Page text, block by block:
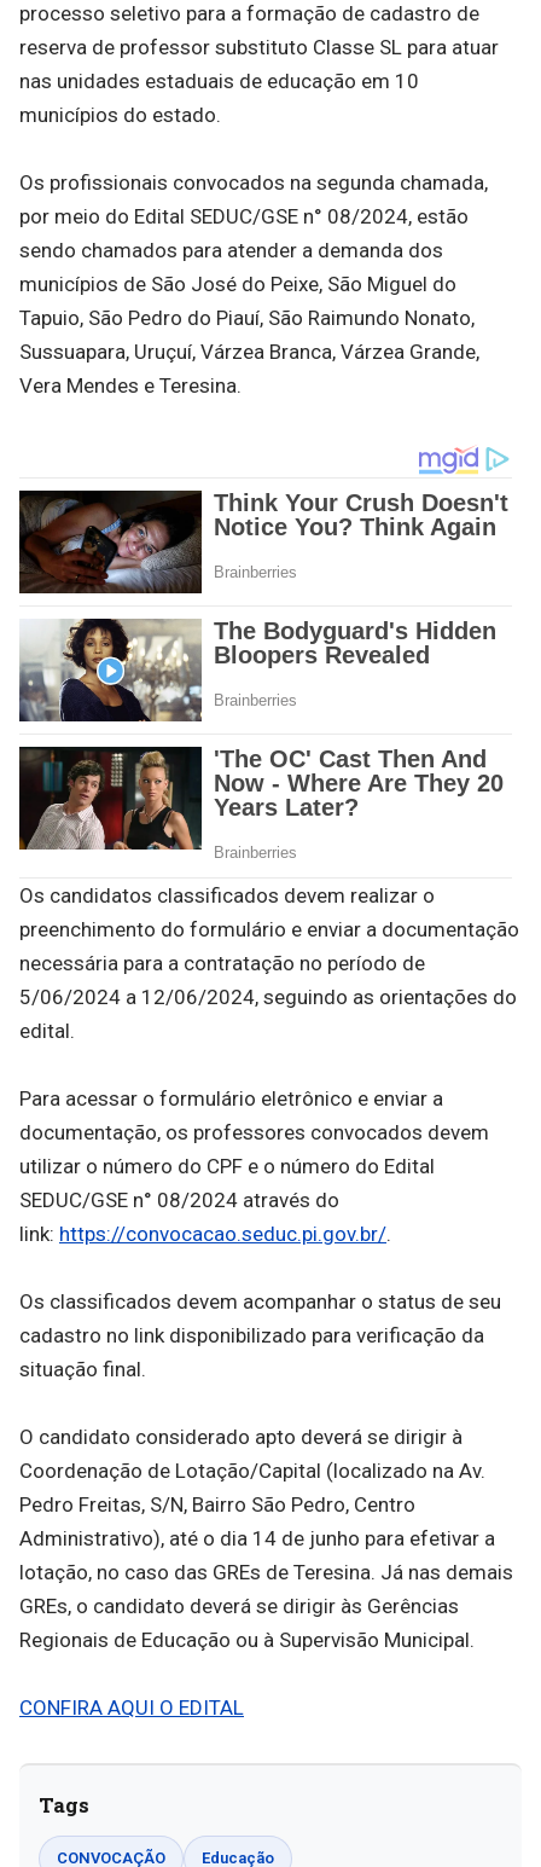
processo seletivo para a formação de cadastro de
reserva de professor substituto Classe SL para atuar
nas unidades estaduais de educação em 10
municípios do estado.
Os profissionais convocados na segunda chamada,
por meio do Edital SEDUC/GSE n° 08/2024, estão
sendo chamados para atender a demanda dos
municípios de São José do Peixe, São Miguel do
Tapuio, São Pedro do Piauí, São Raimundo Nonato,
Sussuapara, Uruçuí, Várzea Branca, Várzea Grande,
Vera Mendes e Teresina.
Os candidatos classificados devem realizar o
preenchimento do formulário e enviar a documentação
necessária para a contratação no período de
5/06/2024 a 12/06/2024, seguindo as orientações do
edital.
Para acessar o formulário eletrônico e enviar a
documentação, os professores convocados devem
utilizar o número do CPF e o número do Edital
SEDUC/GSE n° 08/2024 através do
link: https://convocacao.seduc.pi.gov.br/.
Os classificados devem acompanhar o status de seu
cadastro no link disponibilizado para verificação da
situação final.
O candidato considerado apto deverá se dirigir à
Coordenação de Lotação/Capital (localizado na Av.
Pedro Freitas, S/N, Bairro São Pedro, Centro
Administrativo), até o dia 14 de junho para efetivar a
lotação, no caso das GREs de Teresina. Já nas demais
GREs, o candidato deverá se dirigir às Gerências
Regionais de Educação ou à Supervisão Municipal.
CONFIRA AQUI O EDITAL
Tags
CONVOCAÇÃO Educação